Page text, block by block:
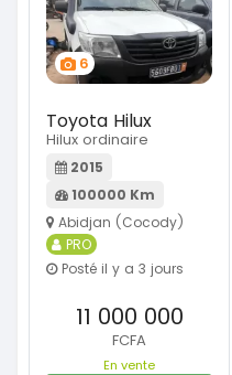
6
Toyota Hilux
Hilux ordinaire
2015
100000 Km
Abidjan (Cocody)
PRO
Posté il y a 3 jours
11 000 000
FCFA
En vente